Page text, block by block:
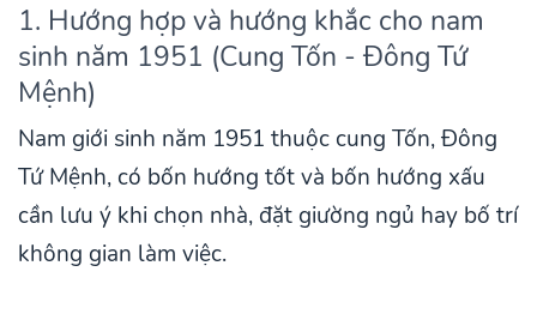
1. Hướng hợp và hướng khắc cho nam
sinh năm 1951 (Cung Tốn - Đông Tứ
Mệnh)
Nam giới sinh năm 1951 thuộc cung Tốn, Đông
Tứ Mệnh, có bốn hướng tốt và bốn hướng xấu
cần lưu ý khi chọn nhà, đặt giường ngủ hay bố trí
không gian làm việc.